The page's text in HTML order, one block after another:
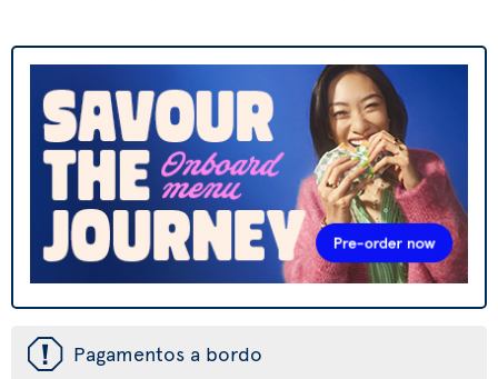
ü Pagamentos a bordo